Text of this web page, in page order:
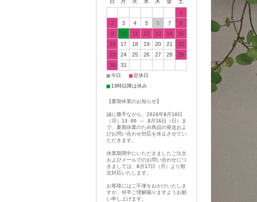
1
2
3 4 5 6 7
8
9
10 11 12 13 14
15
16
17 18 19 20 21
22
23
24 25 26 27 28
29
30
31
■今日 ■定休日
■ 13時以降は休み
【夏期休業のお知らせ】
誠に勝手ながら、2026年8月10日
（月）13:00 ～ 8月16日（日）ま
で、夏期休業のため商品の発送およ
びお問い合わせ対応を休止させてい
ただきます。
休業期間中にいただきましたご注文
およびメールでのお問い合わせにつ
きましては、8月17日（月）より順
次対応いたします。
お客様にはご不便をおかけいたしま
すが、何卒ご理解賜りますようお願
い申し上げます。